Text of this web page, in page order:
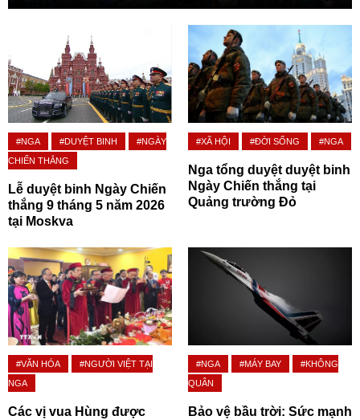
#NGA #DUYỆT BINH
#NGÀY
CHIẾN THẮNG
Lễ duyệt binh Ngày Chiến
thắng 9 tháng 5 năm 2026
tại Moskva
#XÃ HỘI #ĐỜI SỐNG #NGA
Nga tổng duyệt duyệt binh
Ngày Chiến thắng tại
Quảng trường Đỏ
#VĂN HÓA
#NGƯỜI VIỆT TẠI
NGA
Các vị vua Hùng được
#NGA #MÁY BAY
#KHÔNG
QUÂN
Bảo vệ bầu trời: Sức mạnh